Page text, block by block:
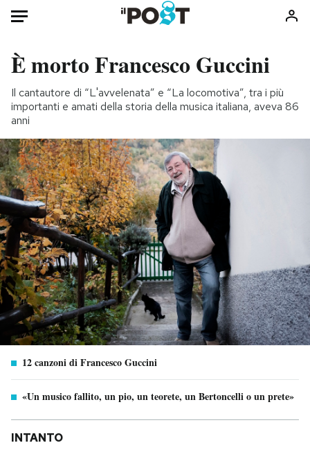
È morto Francesco Guccini
Il cantautore di “L'avvelenata” e “La locomotiva”, tra i più
importanti e amati della storia della musica italiana, aveva 86
anni
12 canzoni di Francesco Guccini
«Un musico fallito, un pio, un teorete, un Bertoncelli o un prete»
INTANTO